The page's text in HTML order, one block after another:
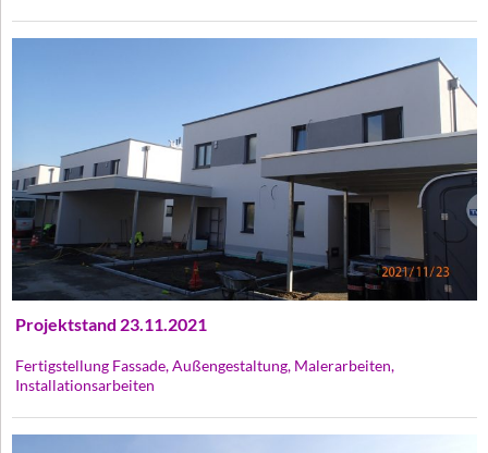
Projektstand 23.11.2021
Fertigstellung Fassade, Außengestaltung, Malerarbeiten,
Installationsarbeiten